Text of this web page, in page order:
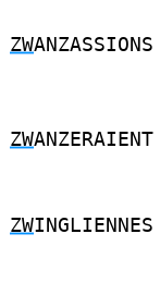
ZWANZASSIONS
ZWANZERAIENT
ZWINGLIENNES